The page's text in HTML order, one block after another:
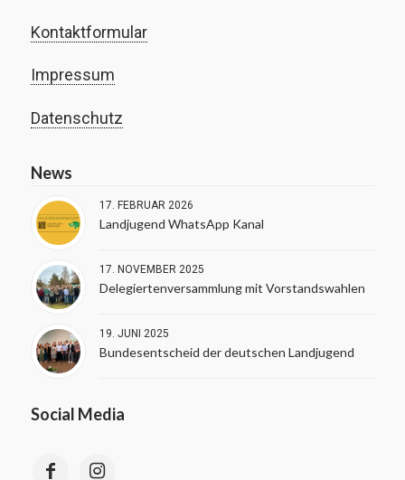
Kontaktformular
Impressum
Datenschutz
News
17. FEBRUAR 2026
Landjugend WhatsApp Kanal
17. NOVEMBER 2025
Delegiertenversammlung mit Vorstandswahlen
19. JUNI 2025
Bundesentscheid der deutschen Landjugend
Social Media